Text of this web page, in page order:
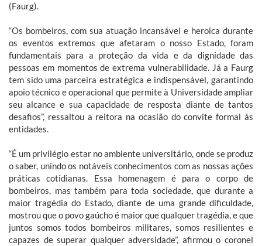
(Faurg).
“Os bombeiros, com sua atuação incansável e heroica durante
os eventos extremos que afetaram o nosso Estado, foram
fundamentais para a proteção da vida e da dignidade das
pessoas em momentos de extrema vulnerabilidade. Já a Faurg
tem sido uma parceira estratégica e indispensável, garantindo
apoio técnico e operacional que permite à Universidade ampliar
seu alcance e sua capacidade de resposta diante de tantos
desafios”, ressaltou a reitora na ocasião do convite formal às
entidades.
“É um privilégio estar no ambiente universitário, onde se produz
o saber, unindo os notáveis conhecimentos com as nossas ações
práticas cotidianas. Essa homenagem é para o corpo de
bombeiros, mas também para toda sociedade, que durante a
maior tragédia do Estado, diante de uma grande dificuldade,
mostrou que o povo gaúcho é maior que qualquer tragédia, e que
juntos somos todos bombeiros militares, somos resilientes e
capazes de superar qualquer adversidade”, afirmou o coronel